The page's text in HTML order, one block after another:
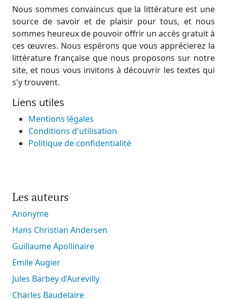
Nous sommes convaincus que la littérature est une
source de savoir et de plaisir pour tous, et nous
sommes heureux de pouvoir offrir un accès gratuit à
ces œuvres. Nous espérons que vous apprécierez la
littérature française que nous proposons sur notre
site, et nous vous invitons à découvrir les textes qui
s'y trouvent.
Liens utiles
Mentions légales
Conditions d'utilisation
Politique de confidentialité
Les auteurs
Anonyme
Hans Christian Andersen
Guillaume Apollinaire
Emile Augier
Jules Barbey d’Aurevilly
Charles Baudelaire